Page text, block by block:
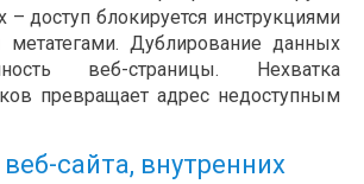
– доступ блокируется инструкциями
Дублирование данных
веб-страницы. Нехватка
превращает адрес недоступным
сайта, внутренних